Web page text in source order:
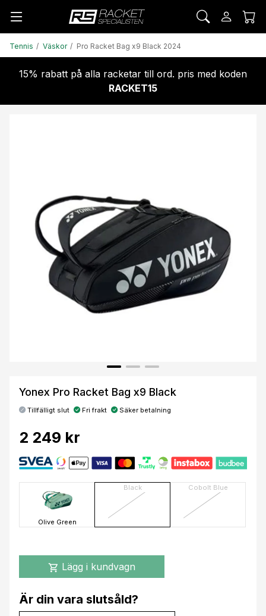
Tennis Väskor Pro Racket Bag x9 Black 2024
15% rabatt på alla racketar till ord. pris med koden
RACKET15
Yonex Pro Racket Bag x9 Black
Tillfälligt slut Fri frakt Säker betalning
2 249 kr
Olive Green
Black Cobolt Blue
shopping_cart Lägg i kundvagn
Är din vara slutsåld?